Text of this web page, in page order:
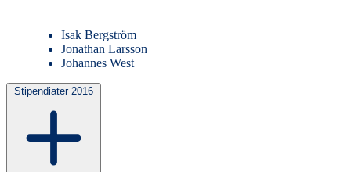
Isak Bergström
Jonathan Larsson
Johannes West
Stipendiater 2016